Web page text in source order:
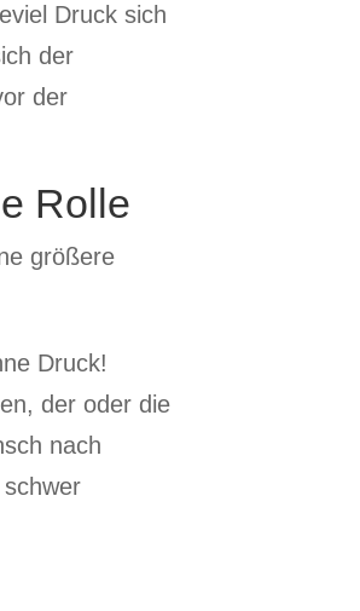
Druck sich
der
der
Rolle
größere
Druck!
der oder die
nach